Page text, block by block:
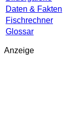
Daten & Fakten
Fischrechner
Glossar
Anzeige